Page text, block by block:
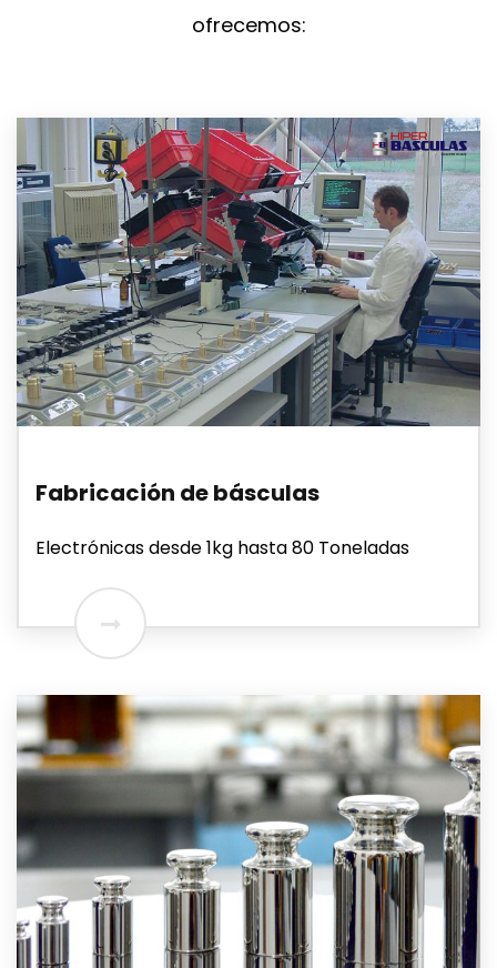
ofrecemos:
Fabricación de básculas
Electrónicas desde 1kg hasta 80 Toneladas